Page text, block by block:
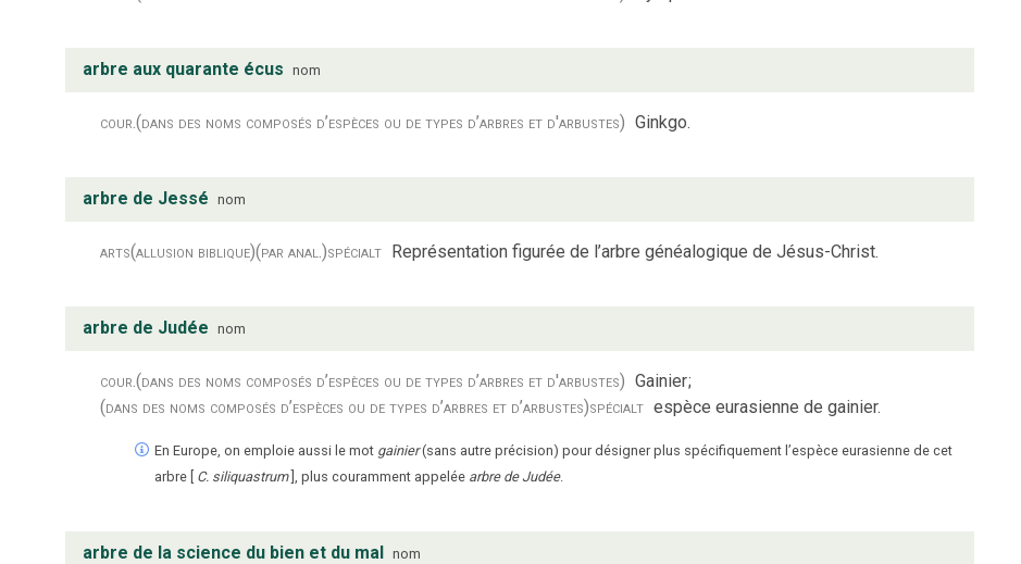
arbre aux quarante écus nom
cour. (dans des noms composés d’espèces ou de types d’arbres et d'arbustes) Ginkgo.
arbre de Jessé nom
arts(allusion biblique)(par anal.)spécialt Représentation figurée de l’arbre généalogique de Jésus-Christ.
arbre de Judée nom
cour. (dans des noms composés d’espèces ou de types d’arbres et d'arbustes) Gainier;
(dans des noms composés d’espèces ou de types d’arbres et d’arbustes)spécialt espèce eurasienne de gainier.
En Europe, on emploie aussi le mot gainier (sans autre précision) pour désigner plus spécifiquement l’espèce eurasienne de cet
arbre [
C. siliquastrum ], plus couramment appelée arbre de Judée.
arbre de la science du bien et du mal nom